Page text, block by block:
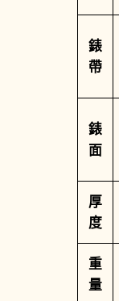
錶
帶
錶
面
厚
度
重
量